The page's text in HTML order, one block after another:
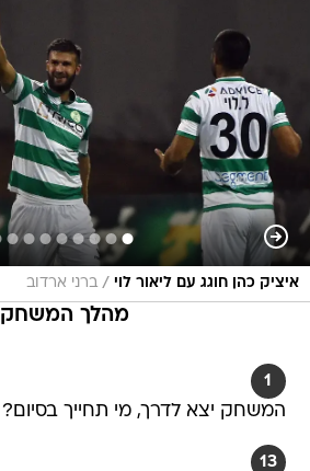
איציק כהן חוגג עם ליאור לוי / ברני ארדוב
מהלך המשחק
1
המשחק יצא לדרך, מי תחייך בסיום?
13